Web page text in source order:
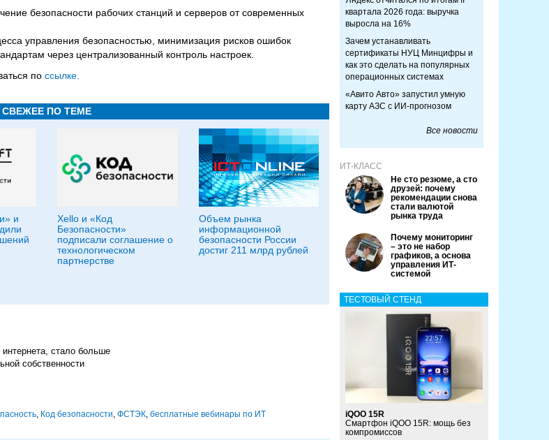
безопасности рабочих станций и серверов от современных
управления безопасностью, минимизация рисков ошибок
через централизованный контроль настроек.
по ссылке.
СВЕЖЕЕ ПО ТЕМЕ
и
Xello и «Код
Безопасности»
подписали соглашение о
технологическом
партнерстве
Объем рынка
информационной
безопасности России
достиг 211 млрд рублей
стало больше
собственности
, Код безопасности, ФСТЭК, бесплатные вебинары по ИТ
квартала 2026 года: выручка
выросла на 16%
Зачем устанавливать
сертификаты НУЦ Минцифры и
как это сделать на популярных
операционных системах
«Авито Авто» запустил умную
карту АЗС с ИИ-прогнозом
Все новости
ИТ-КЛАСС
Не сто резюме, а сто
друзей: почему
рекомендации снова
стали валютой
рынка труда
Почему мониторинг
– это не набор
графиков, а основа
управления ИТ-
системой
ТЕСТОВЫЙ СТЕНД
iQOO 15R
Смартфон iQOO 15R: мощь без
компромиссов